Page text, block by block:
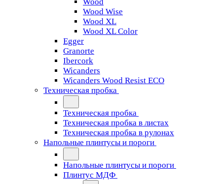
Wood Wise
Wood XL
Wood XL Color
Egger
Granorte
Ibercork
Wicanders
Wicanders Wood Resist ECO
Техническая пробка
Техническая пробка
Техническая пробка в листах
Техническая пробка в рулонах
Напольные плинтусы и пороги
Напольные плинтусы и пороги
Плинтус МДФ